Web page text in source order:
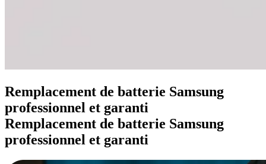
Remplacement de batterie Samsung
professionnel et garanti
Remplacement de batterie Samsung
professionnel et garanti